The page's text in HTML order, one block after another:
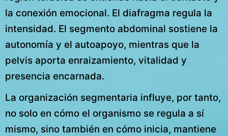
la conexión emocional. El diafragma regula la
intensidad. El segmento abdominal sostiene la
autonomía y el autoapoyo, mientras que la
pelvis aporta enraizamiento, vitalidad y
presencia encarnada.
La organización segmentaria influye, por tanto,
no solo en cómo el organismo se regula a sí
mismo, sino también en cómo inicia, mantiene